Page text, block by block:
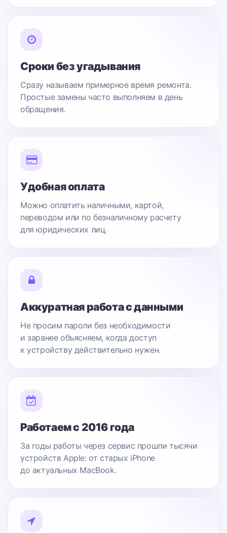
Сроки без угадывания
Сразу называем примерное время ремонта.
Простые замены часто выполняем в день
обращения.
Удобная оплата
Можно оплатить наличными, картой,
переводом или по безналичному расчету
для юридических лиц.
Аккуратная работа с данными
Не просим пароли без необходимости
и заранее объясняем, когда доступ
к устройству действительно нужен.
Работаем с 2016 года
За годы работы через сервис прошли тысячи
устройств Apple: от старых iPhone
до актуальных MacBook.